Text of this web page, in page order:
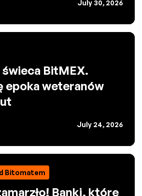
July 30, 2026
BitMEX.
epoka weteranów
July 24, 2026
Bitomatem
Banki, które